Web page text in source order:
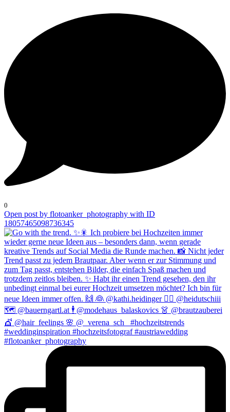
0
Open post by flotoanker_photography with ID
18057465098736345